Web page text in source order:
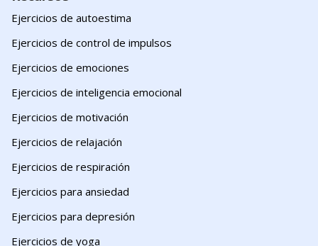
Ejercicios de autoestima
Ejercicios de control de impulsos
Ejercicios de emociones
Ejercicios de inteligencia emocional
Ejercicios de motivación
Ejercicios de relajación
Ejercicios de respiración
Ejercicios para ansiedad
Ejercicios para depresión
Ejercicios de yoga